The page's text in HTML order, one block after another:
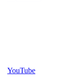
YouTube